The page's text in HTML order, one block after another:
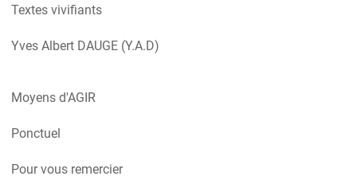
Textes vivifiants
Yves Albert DAUGE (Y.A.D)
Moyens d'AGIR
Ponctuel
Pour vous remercier